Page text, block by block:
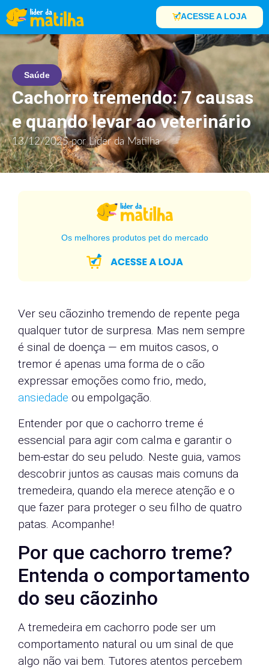
ACESSE A LOJA
Saúde
Cachorro tremendo: 7 causas
e quando levar ao veterinário
13/12/2025 porLíder da Matilha
Os melhores produtos pet do mercado
Ver seu cãozinho tremendo de repente pega
qualquer tutor de surpresa. Mas nem sempre
é sinal de doença — em muitos casos, o
tremor é apenas uma forma de o cão
expressar emoções como frio, medo,
ansiedade ou empolgação.
Entender por que o cachorro treme é
essencial para agir com calma e garantir o
bem-estar do seu peludo. Neste guia, vamos
descobrir juntos as causas mais comuns da
tremedeira, quando ela merece atenção e o
que fazer para proteger o seu filho de quatro
patas. Acompanhe!
Por que cachorro treme?
Entenda o comportamento
do seu cãozinho
A tremedeira em cachorro pode ser um
comportamento natural ou um sinal de que
algo não vai bem. Tutores atentos percebem